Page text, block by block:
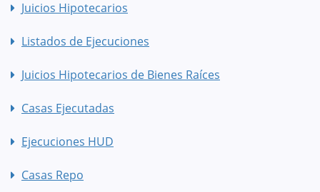
Juicios Hipotecarios
Listados de Ejecuciones
Juicios Hipotecarios de Bienes Raíces
Casas Ejecutadas
Ejecuciones HUD
Casas Repo